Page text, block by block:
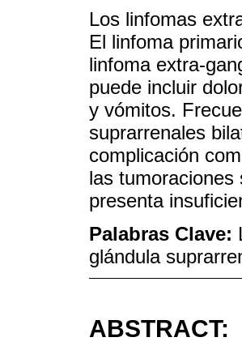
Los linfomas
El linfoma
linfoma extra-
puede incluir
y vómitos.
suprarrenales
complicación
las tumoraciones
presenta
Palabras Clave:
glándula
ABSTRACT: